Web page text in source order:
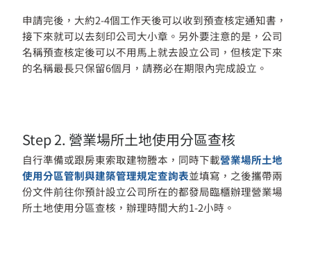
申請完後，大約2-4個工作天後可以收到預查核定通知書，
接下來就可以去刻印公司大小章。另外要注意的是，公司
名稱預查核定後可以不用馬上就去設立公司，但核定下來
的名稱最長只保留6個月，請務必在期限內完成設立。
Step 2. 營業場所土地使用分區查核
自行準備或跟房東索取建物謄本，同時下載營業場所土地
使用分區管制與建築管理規定查詢表並填寫，之後攜帶兩
份文件前往你預計設立公司所在的都發局臨櫃辦理營業場
所土地使用分區查核，辦理時間大約1-2小時。